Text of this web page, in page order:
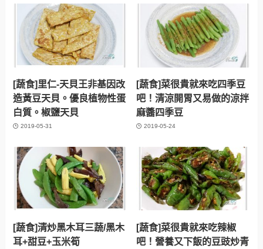
[蔬食]里仁-天貝王非基因改
造黃豆天貝。優良植物性蛋
白質。椒鹽天貝
2019-05-31
[蔬食]菜很貴就來吃四季豆
吧！清涼開胃又易做的涼拌
麻醬四季豆
2019-05-24
[蔬食]清炒黑木耳三蔬/黑木
耳+甜豆+玉米筍
[蔬食]菜很貴就來吃辣椒
吧！營養又下飯的豆豉炒青